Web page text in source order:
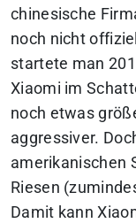
chinesische
noch nicht
startete man
Xiaomi im
noch etwas
aggressiver.
amerikanischen
Riesen
Damit kann